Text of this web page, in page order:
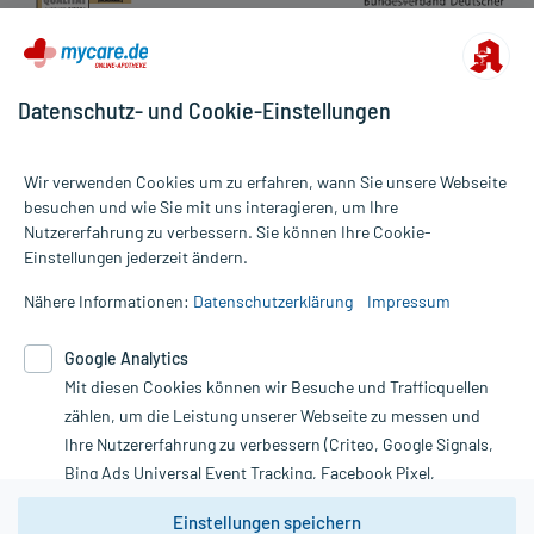
Alle Preise gelten inkl. MwSt., ggf. zzgl. Versandkosten
Informationen auf dieser Website werden ausschließlich für
die Untersuchung und Behandlung durch einen Arzt. Bitte
Therapien eingeleitet werden können. | Diese Webseite benutzt
Google Analytics. Lesen Sie bitte dazu die wichtigen Hinweise in
unserer Datenschutzerklärung. Für den Widerruf einer Bestellung
nutzen Sie das Formular:
Vertrag widerrufen
Datenschutz- und Cookie-Einstellungen
Wir verwenden Cookies um zu erfahren, wann Sie unsere Webseite
besuchen und wie Sie mit uns interagieren, um Ihre
Nutzererfahrung zu verbessern. Sie können Ihre Cookie-
Einstellungen jederzeit ändern.
Nähere Informationen: Datenschutzerklärung Impressum
Google Analytics
Mit diesen Cookies können wir Besuche und Trafficquellen
zählen, um die Leistung unserer Webseite zu messen und
Ihre Nutzererfahrung zu verbessern (Criteo, Google Signals,
Bing Ads Universal Event Tracking, Facebook Pixel,
Youtube-Social Plugin).
Einstellungen speichern